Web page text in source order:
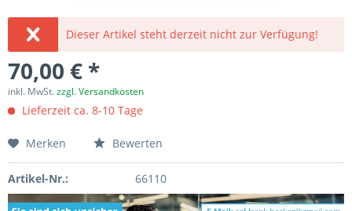
Dieser Artikel steht derzeit nicht zur Verfügung!
70,00 € *
inkl. MwSt.zzgl. Versandkosten
Lieferzeit ca. 8-10 Tage
Merken Bewerten
Artikel-Nr.: 66110